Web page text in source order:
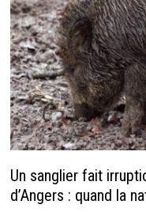
Un sanglier fait
d’Angers : quand la